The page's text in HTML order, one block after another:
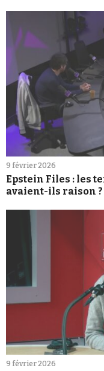
9 février 2026
Epstein Files : les
avaient-ils raison ?
9 février 2026